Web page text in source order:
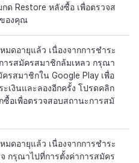
กด Restore หลังซื้อ เพื่อตรวจส
องคุณ
ดอายุแล้ว เนื่องจากการชำระ
ารสมัครสมาชิกล้มเหลว กรุณา
รสมาชิกใน Google Play เพื่อ
เงินและลองอีกครั้ง โปรดคลิก
ซื้อเพื่อตรวจสอบสถานะการสมั
ดอายุแล้ว เนื่องจากการชำระ
กรุณาไปที่การตั้งค่าการสมัคร